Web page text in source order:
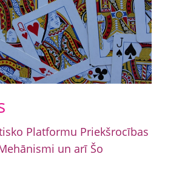
Platformu Priekšrocības
un arī Šo